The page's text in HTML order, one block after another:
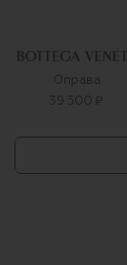
Оправа
39 500 ₽